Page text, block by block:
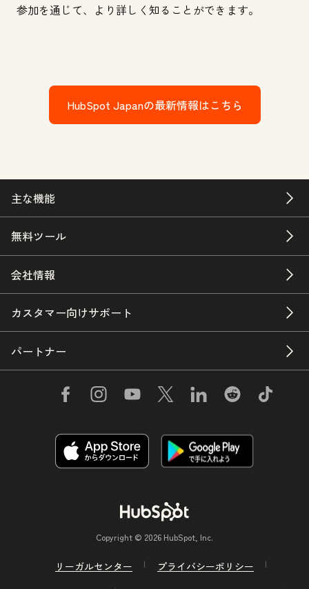
参加を通じて、より詳しく知ることができます。
HubSpot Japanの最新情報はこちら
主な機能
無料ツール
会社情報
カスタマー向けサポート
パートナー
Copyright © 2026 HubSpot, Inc.
リーガルセンター
プライバシーポリシー